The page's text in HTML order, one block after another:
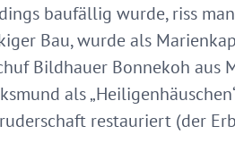
baufällig wurde, riss
Bau, wurde als
Bildhauer Bonnekoh aus
als
restauriert (der